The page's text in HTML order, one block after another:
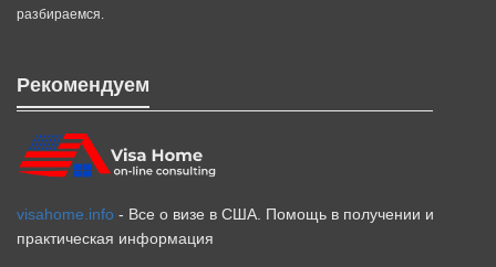
разбираемся.
Рекомендуем
visahome.info - Все о визе в США. Помощь в получении и
практическая информация